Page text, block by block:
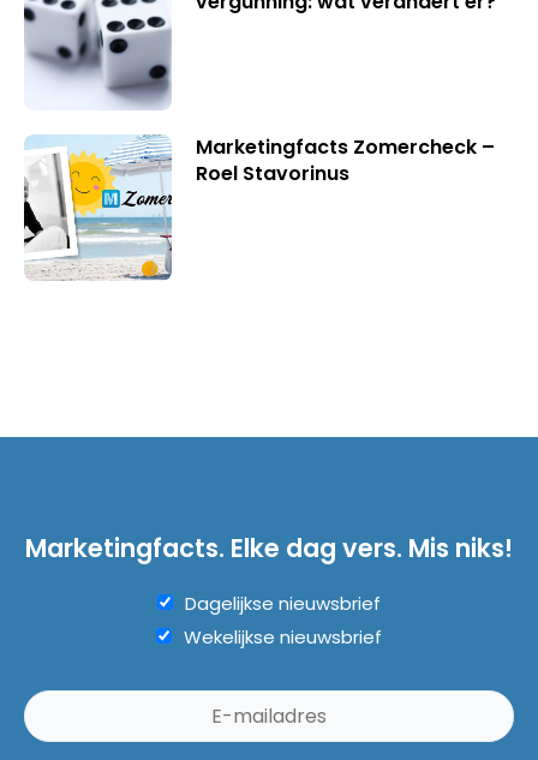
Marketingfacts Zomercheck –
Roel Stavorinus
Marketingfacts. Elke dag vers. Mis niks!
Dagelijkse nieuwsbrief
Wekelijkse nieuwsbrief